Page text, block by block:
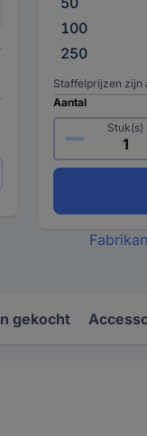
100
250
Staffelprijzen zijn
Aantal
Stuk(s)
gekocht